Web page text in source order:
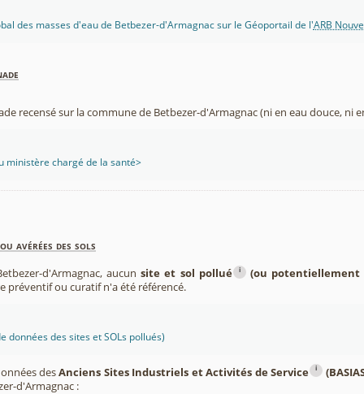
des masses d'eau de Betbezer-d'Armagnac sur le Géoportail de l'ARB
recensé sur la commune de Betbezer-d'Armagnac (ni en eau douce, ni
ministère chargé de la santé>
avérées des sols
d'Armagnac, aucunsite et sol pollué i
(ou potentiellement
préventif ou curatif n'a été référencé.
données des sites et SOLs pollués)
desAnciens Sites Industriels et Activités de Service i
d'Armagnac :